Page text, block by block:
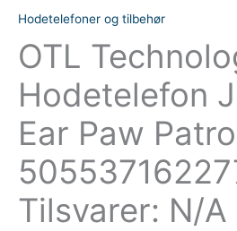
Hodetelefoner og tilbehør
OTL
Hodetelefon
Ear Paw
Tilsvarer: N/A